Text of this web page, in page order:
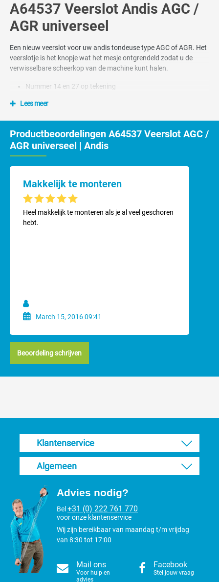
A64537 Veerslot Andis AGC /
AGR universeel
Een nieuw veerslot voor uw andis tondeuse type AGC of AGR. Het
veerslotje is het knopje wat het mesje ontgrendeld zodat u de
verwisselbare scheerkop van de machine kunt halen.
Nummer 14 en 27 op tekening
Lees meer
Productbeoordelingen A64537 Veerslot AGC /
AGR universeel | Andis
Makkelijk te monteren
Gemiddelde waardering van 5 van 5 sterren
Heel makkelijk te monteren als je al veel geschoren
hebt.
March 15, 2016 09:41
Beoordeling schrijven
Klantenservice
Algemeen
Advies nodig?
Bel +31 (0) 222 761 770
voor onze klantenservice
Wij zijn bereikbaar van maandag t/m vrijdag
van 8:30 tot 17:00
Mail ons
Voor hulp en
advies
Facebook
Stel jouw vraag